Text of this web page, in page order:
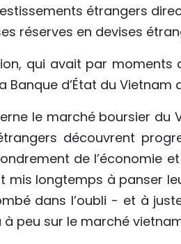
étrangers
réserves en devises
qui avait par moments
Banque d’État du Vietnam
le marché boursier du
découvrent
de l’économie
mis longtemps à panser
dans l’oubli - et à
à peu sur le marché